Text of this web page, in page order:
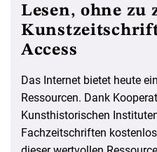
Lesen, ohne zu
Access
Das Internet bietet heute
Ressourcen. Dank
Kunsthistorischen
Fachzeitschriften